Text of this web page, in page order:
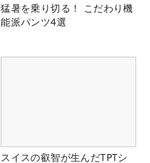
猛暑を乗り切る！ こだわり機
能派パンツ4選
スイスの叡智が生んだTPTシ